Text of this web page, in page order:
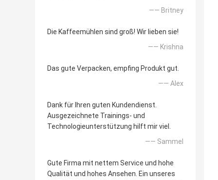
—— Britney
Die Kaffeemühlen sind groß! Wir lieben sie!
—— Krishna
Das gute Verpacken, empfing Produkt gut.
—— Alex
Dank für Ihren guten Kundendienst.
Ausgezeichnete Trainings- und
Technologieunterstützung hilft mir viel.
—— Sammel
Gute Firma mit nettem Service und hohe
Qualität und hohes Ansehen. Ein unseres